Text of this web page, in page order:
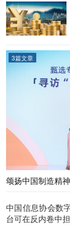
3篇文章
颂扬中国制造精
中国信息协会数
台可在反内卷中